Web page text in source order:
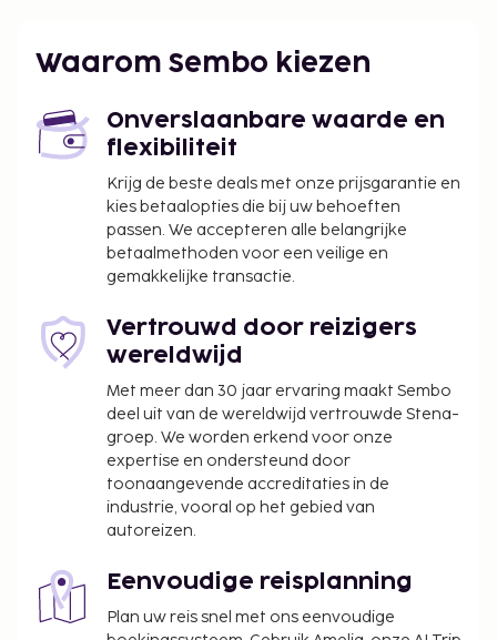
stomerij/wasserijservice, een 24-uurs receptie en
een bagageopslagruimte. Ter plaatse heb je gratis
of maak gebruik van gratis wifi of
conciërgeservices. Maak kennis met andere gasten
tijdens een gratis receptie, dagelijks aangeboden.
Dagelijks kun je tegen betaling genieten van een
lekker ontbijt met lokale gerechten, dat geserveerd
wordt van 07.00 uur tot 12.00 uur. In
overeenstemming met de lokale wetgeving mogen
alle bezoekers tijdens de Dag van de Stilte (Nyepi)
gedurende 24 uur (vanaf 06.00 uur) de
accommodatie niet verlaten. De Dag van de Stilte
valt normaal in maart of april (datums wijzigen elk
jaar). Op die dag kan er niet ingecheckt of
uitgecheckt worden. Ngurah Rai-luchthaven
(Internationale luchthaven van Bali) is op de Dag
van de Stilte ook gesloten.
Toeslag voor het ontbijt met lokale gerechten:
Een schoonmaakservice is beschikbaar tegen
betaling
Waarom Sembo kiezen
Onverslaanbare waarde en
flexibiliteit
Krijg de beste deals met onze prijsgarantie en
kies betaalopties die bij uw behoeften
passen. We accepteren alle belangrijke
betaalmethoden voor een veilige en
gemakkelijke transactie.
Vertrouwd door reizigers
wereldwijd
Met meer dan 30 jaar ervaring maakt Sembo
deel uit van de wereldwijd vertrouwde Stena-
groep. We worden erkend voor onze
expertise en ondersteund door
toonaangevende accreditaties in de
industrie, vooral op het gebied van
autoreizen.
Eenvoudige reisplanning
Plan uw reis snel met ons eenvoudige